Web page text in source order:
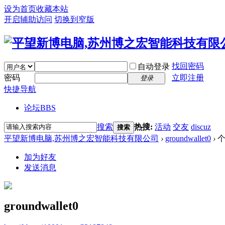
设为首页收藏本站
开启辅助访问 切换到窄版
自动登录 找回密码
密码
登录
立即注册
快捷导航
论坛BBS
搜索 搜索 热搜: 活动 交友 discuz
平望新博电脑,苏州博之宏智能科技有限公司 › groundwallet0 ›
加为好友
发送消息
groundwallet0